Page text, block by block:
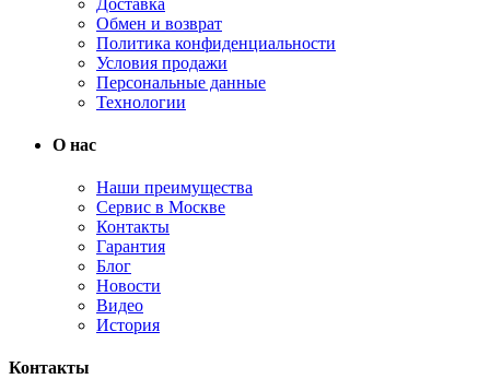
Обмен и возврат
Политика конфиденциальности
Условия продажи
Персональные данные
Технологии
О нас
Наши преимущества
Сервис в Москве
Контакты
Гарантия
Блог
Новости
Видео
История
Контакты